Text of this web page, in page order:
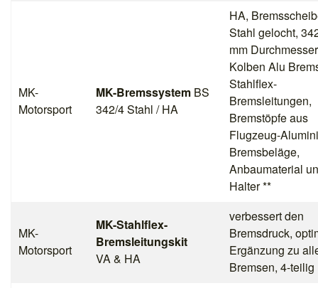
MK-
Motorsport
MK-Bremssystem BS
342/4 Stahl / HA
HA,
Stahl gelocht,
mm
Kolben Alu
Stahlflex-
Bremsleitungen,
Bremstöpfe aus
Flugzeug-
Bremsbeläge,
Anbaumaterial
Halter **
MK-
Motorsport
MK-Stahlflex-
Bremsleitungskit
VA & HA
verbessert den
Bremsdruck,
Ergänzung zu
Bremsen, 4-teilig